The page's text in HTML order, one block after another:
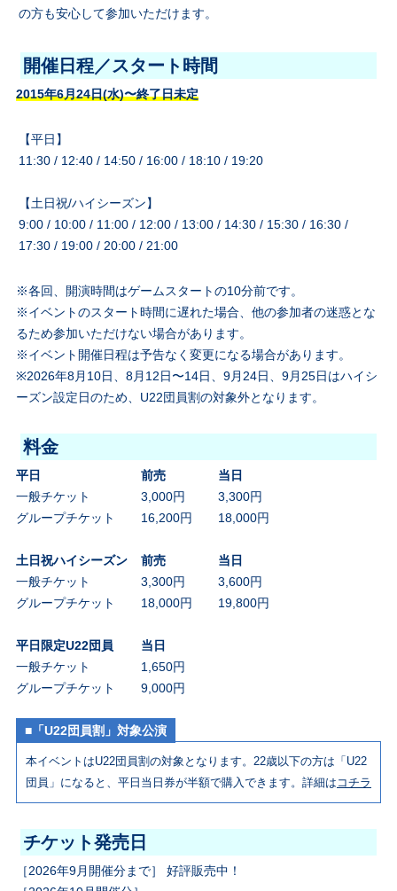
の方も安心して参加いただけます。
開催日程／スタート時間
2015年6月24日(水)〜終了日未定
【平日】
11:30 / 12:40 / 14:50 / 16:00 / 18:10 / 19:20
【土日祝/ハイシーズン】
9:00 / 10:00 / 11:00 / 12:00 / 13:00 / 14:30 / 15:30 / 16:30 /
17:30 / 19:00 / 20:00 / 21:00
※各回、開演時間はゲームスタートの10分前です。
※イベントのスタート時間に遅れた場合、他の参加者の迷惑とな
るため参加いただけない場合があります。
※イベント開催日程は予告なく変更になる場合があります。
※2026年8月10日、8月12日〜14日、9月24日、9月25日はハイシ
ーズン設定日のため、U22団員割の対象外となります。
料金
平日 前売
当日
一般チケット
3,000円
3,300円
グループチケット
16,200円 18,000円
土日祝ハイシーズン 前売
当日
一般チケット
3,300円
3,600円
グループチケット
18,000円 19,800円
平日限定U22団員
当日
一般チケット
1,650円
グループチケット
9,000円
■「U22団員割」対象公演
本イベントはU22団員割の対象となります。22歳以下の方は「U22
団員」になると、平日当日券が半額で購入できます。詳細は コチラ
チケット発売日
［2026年9月開催分まで］ 好評販売中！